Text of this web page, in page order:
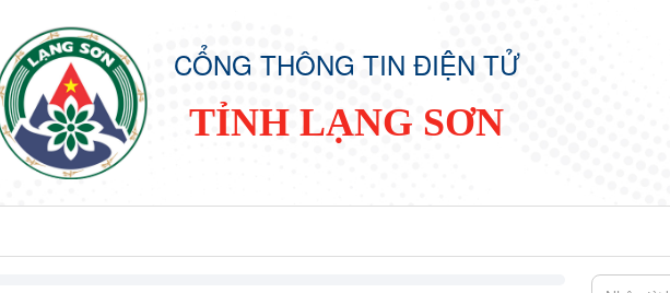
CỔNG THÔNG TIN ĐIỆN TỬ
TỈNH LẠNG SƠN